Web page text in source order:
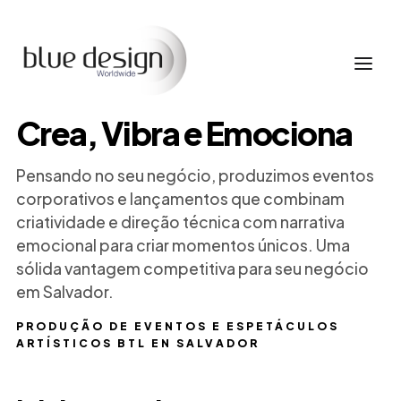
PRODUÇÃO DE EVENTOS E ESPETÁCULOS
ARTÍSTICOS BTL EN SALVADOR
Crea, Vibra e Emociona
Pensando no seu negócio, produzimos eventos
corporativos e lançamentos que combinam
criatividade e direção técnica com narrativa
emocional para criar momentos únicos. Uma
sólida vantagem competitiva para seu negócio
em Salvador.